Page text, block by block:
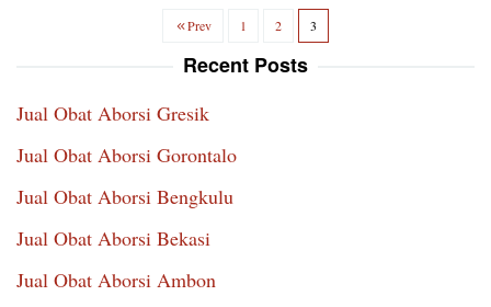
Prev 1 2 3
Recent Posts
Jual Obat Aborsi Gresik
Jual Obat Aborsi Gorontalo
Jual Obat Aborsi Bengkulu
Jual Obat Aborsi Bekasi
Jual Obat Aborsi Ambon